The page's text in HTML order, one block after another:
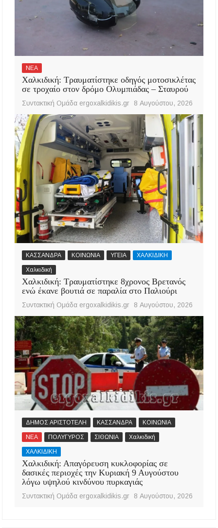
ΝΕΑ
Χαλκιδική: Τραυματίστηκε οδηγός μοτοσικλέτας
σε τροχαίο στον δρόμο Ολυμπιάδας – Σταυρού
Συντακτική Ομάδα ergoxalkidikis.gr 8 Αυγούστου, 2026
ΚΑΣΣΑΝΔΡΑ ΚΟΙΝΩΝΙΑ ΥΓΕΙΑ ΧΑΛΚΙΔΙΚΗ
Χαλκιδική
Χαλκιδική: Τραυματίστηκε 8χρονος Βρετανός
ενώ έκανε βουτιά σε παραλία στο Παλιούρι
Συντακτική Ομάδα ergoxalkidikis.gr 8 Αυγούστου, 2026
ΔΗΜΟΣ ΑΡΙΣΤΟΤΕΛΗ ΚΑΣΣΑΝΔΡΑ ΚΟΙΝΩΝΙΑ
ΝΕΑ ΠΟΛΥΓΥΡΟΣ ΣΙΘΩΝΙΑ Χαλκιδική
ΧΑΛΚΙΔΙΚΗ
Χαλκιδική: Απαγόρευση κυκλοφορίας σε
δασικές περιοχές την Κυριακή 9 Αυγούστου
λόγω υψηλού κινδύνου πυρκαγιάς
Συντακτική Ομάδα ergoxalkidikis.gr 8 Αυγούστου, 2026